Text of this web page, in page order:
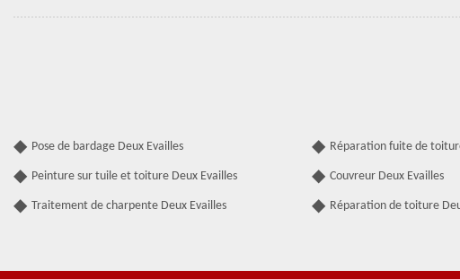
Pose de bardage Deux Evailles
Peinture sur tuile et toiture Deux Evailles
Traitement de charpente Deux Evailles
Réparation fuite de
Couvreur Deux Evailles
Réparation de toiture